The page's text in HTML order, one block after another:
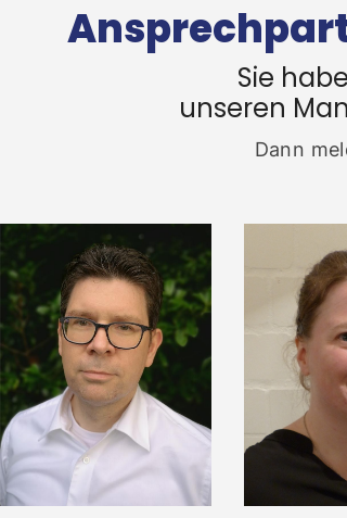
Sie
unseren
Dann